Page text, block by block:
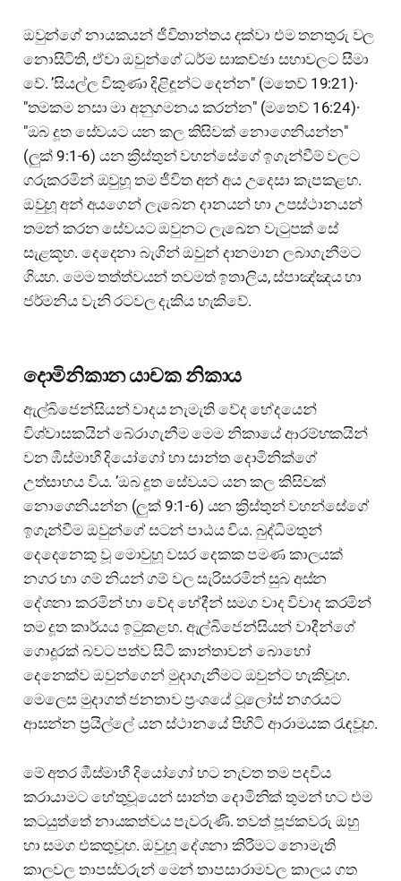
ඔවුන්ගේ නායකයන් ජීවිතාන්තය දක්වා එම තනතුරු වල
නොසිටිති, ඒවා ඔවුන්ගේ ධර්ම සාකච්ඡා සභාවලට සීමා
වේ. ’සියල්ල විකුණා දිළිඳූන්ට දෙන්න" (මතෙව් 19:21)∙
"තමකම නසා මා අනුගමනය කරන්න" (මතෙව් 16:24)∙
"ඔබ දූත සේවයට යන කල කිසිවක් නොගෙනියන්න"
(ලුක් 9:1-6) යන ක්‍රිස්තුන් වහන්සේගේ ඉගැන්වීම් වලට
ගරුකරමින් ඔවුහූ තම ජීවිත අන් අය උදෙසා කැපකළහ.
ඔවුහූ අන් අයගෙන් ලැබෙන දානයන් හා උපස්ථානයන්
තමන් කරන සේවයට ඔවුනට ලැඛෙන වැටුපක් සේ
සැළකූහ. දෙදෙනා බැගින් ඔවුන් දානමාන ලබාගැනීමට
ගියහ. මෙම තත්ත්වයන් තවමත් ඉතාලිය, ස්පාඤ්ඤය හා
ජර්මනිය වැනි රටවල දැකිය හැකිවේ.
දොමිනිකාන යාචක නිකාය
ඇල්බිජෙන්සියන් වාදය නැමැති වේද භේදයෙන්
විශ්වාසකයින් බේරාගැනීම මෙම නිකායේ ආරම්භකයින්
වන ඹීස්මාහී දියෝගෝ හා සාන්ත දොමිනික්ගේ
උත්සාහය විය. ’ඔබ දූත සේවයට යන කල කිසිවක්
නොගෙනියන්න (ලුක් 9:1-6) යන ක්‍රිස්තුන් වහන්සේගේ
ඉගැන්වීම ඔවුන්ගේ සටන් පාඨය විය. බුද්ධිමතුන්
දෙදෙනෙකු වූ මොවුහූ වසර දෙකක පමණ කාලයක්
නගර හා ගම් නියන් ගම් වල සැරිසරමින් සුබ අස්න
දේශනා කරමින් හා වේද භේදීන් සමග වාද විවාද කරමින්
තම දූත කාර්යය ඉටුකළහ. ඇල්බිජෙන්සියන් වාදීන්ගේ
ගොදූරක් බවට පත්ව සිටි කාන්තාවන් බොහෝ
දෙනෙක්ව ඔවුන්ගෙන් මුදාගැනීමට ඔවුන්ට හැකිවූහ.
මෙලෙස මුදාගත් ජනතාව ප්‍රංශයේ ටූලෝස් නගරයට
ආසන්න ප්‍රයිල්ලේ යන ස්ථානයේ පිහිටි ආරාමයක රැඳවූහ.
මේ අතර ඹීස්මාහී දියෝගෝ හට නැවත තම පදවිය
කරායාමට හේතුවූයෙන් සාන්ත දොමිනික් තුමන් හට එම
කටයුත්තේ නායකත්වය පැවරුණි. තවත් පූජකවරු ඔහු
හා සමග එකතුවූහ. ඔවුහූ දේශනා කිරීමට නොමැති
කාලවල තාපස්වරුන් මෙන් තාපසාරාමවල කාලය ගත